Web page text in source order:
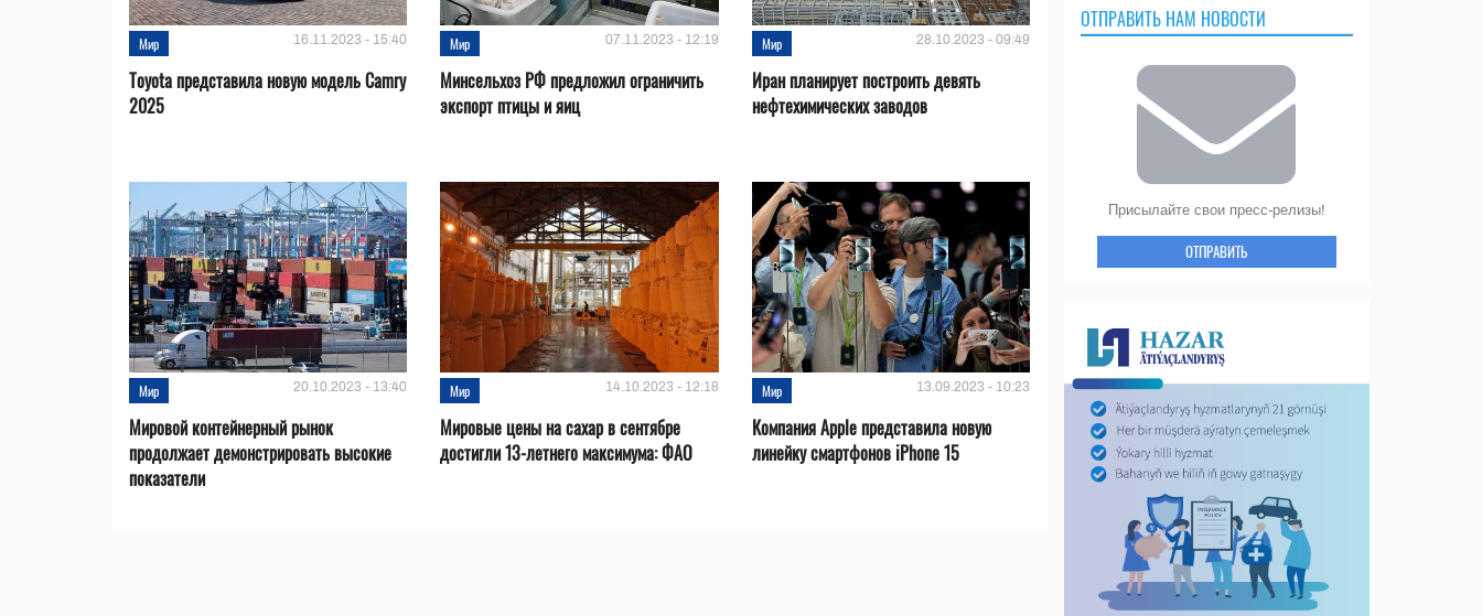
Мир 16.11.2023 - 15:40
Toyota представила новую модель Camry
2025
Мир 07.11.2023 - 12:19
Минсельхоз РФ предложил ограничить
экспорт птицы и яиц
Мир 28.10.2023 - 09:49
Иран планирует построить девять
нефтехимических заводов
Мир 20.10.2023 - 13:40
Мировой контейнерный рынок
продолжает демонстрировать высокие
показатели
Мир 14.10.2023 - 12:18
Мировые цены на сахар в сентябре
достигли 13-летнего максимума: ФАО
Мир 13.09.2023 - 10:23
Компания Apple представила новую
линейку смартфонов iPhone 15
ОТПРАВИТЬ НАМ НОВОСТИ
Присылайте свои пресс-релизы!
ОТПРАВИТЬ